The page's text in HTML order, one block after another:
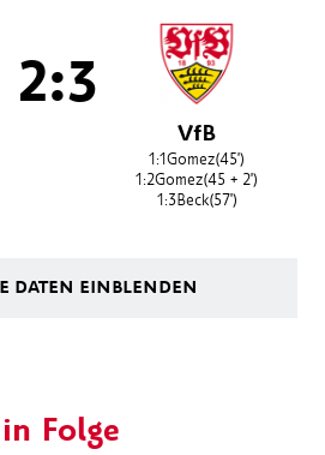
2:3
VfB
1:1Gomez(45')
1:2Gomez(45 + 2')
1:3Beck(57')
DATEN EINBLENDEN
Folge